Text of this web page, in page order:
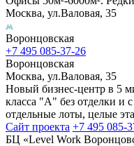
Москва, ул.Валовая, 35
Воронцовская
+7 495 085-37-26
Воронцовская
Москва, ул.Валовая, 35
Новый бизнес-центр в 5
класса "А" без отделки и
отдельные лоты, целые
Сайт проекта +7 495 085-
БЦ «Level Work